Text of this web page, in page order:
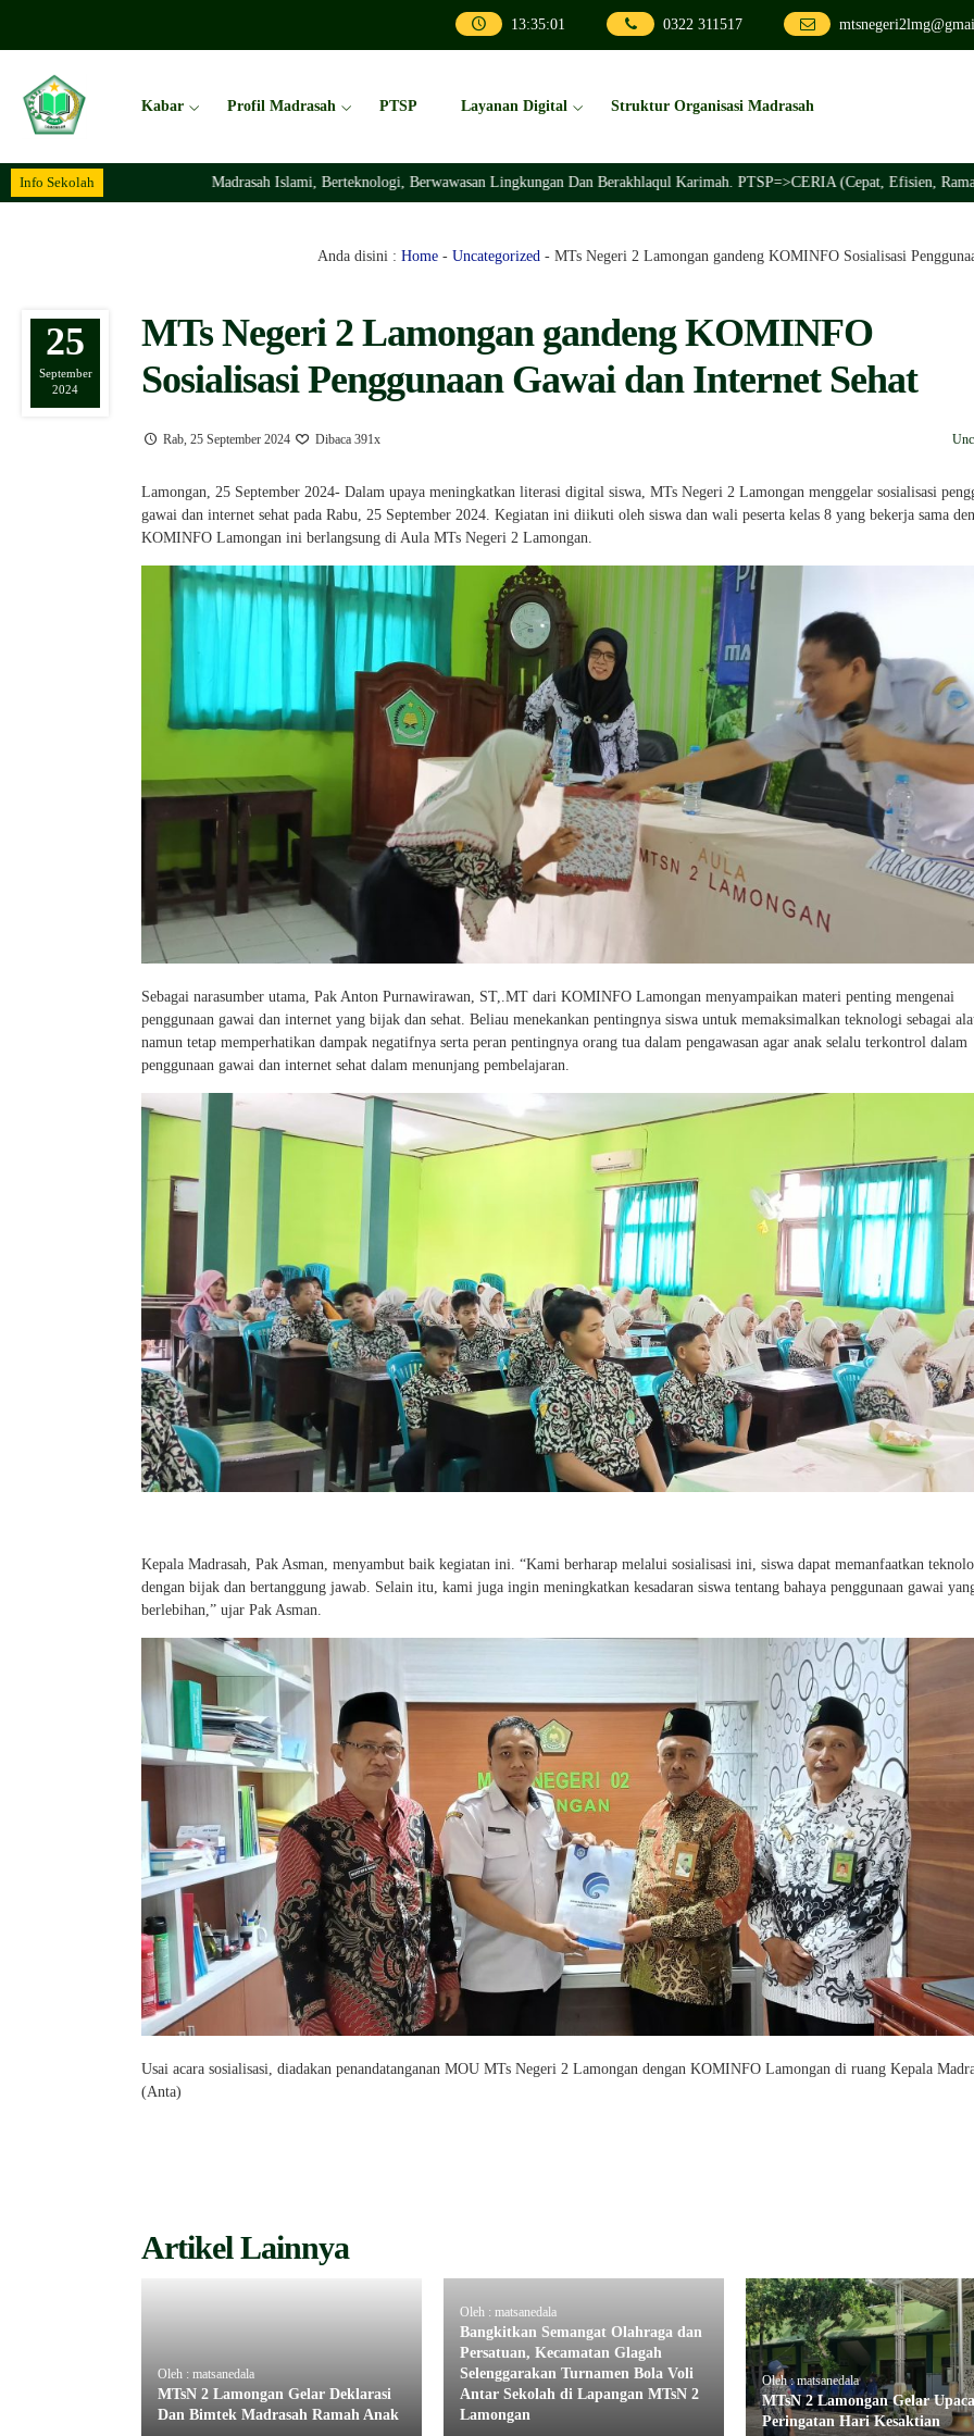
13:35:02 0322 311517
Kabar Profil Madrasah PTSP Layanan Digital Struktur Organisasi Madrasah
Info Sekolah Madrasah Islami, Berteknologi, Berwawasan Lingkungan Dan Berakhlaqul Karimah. PTSP=>CERIA (Cepat, Efisien, Ramah,
Anda disini : Home- Uncategorized- MTs Negeri 2 Lamongan gandeng KOMINFO Sosialisasi
25
September
2024
MTs Negeri 2 Lamongan gandeng KOMINFO
Sosialisasi Penggunaan Gawai dan Internet Sehat
Rab, 25 September 2024 Dibaca 391x
Lamongan, 25 September 2024- Dalam upaya meningkatkan literasi digital siswa, MTs Negeri 2 Lamongan menggelar sosialisasi
gawai dan internet sehat pada Rabu, 25 September 2024. Kegiatan ini diikuti oleh siswa dan wali peserta kelas 8 yang bekerja sama
KOMINFO Lamongan ini berlangsung di Aula MTs Negeri 2 Lamongan.
Sebagai narasumber utama, Pak Anton Purnawirawan, ST,.MT dari KOMINFO Lamongan menyampaikan materi penting mengenai
penggunaan gawai dan internet yang bijak dan sehat. Beliau menekankan pentingnya siswa untuk memaksimalkan teknologi sebagai
namun tetap memperhatikan dampak negatifnya serta peran pentingnya orang tua dalam pengawasan agar anak selalu terkontrol dalam
penggunaan gawai dan internet sehat dalam menunjang pembelajaran.
Kepala Madrasah, Pak Asman, menyambut baik kegiatan ini. “Kami berharap melalui sosialisasi ini, siswa dapat memanfaatkan
dengan bijak dan bertanggung jawab. Selain itu, kami juga ingin meningkatkan kesadaran siswa tentang bahaya penggunaan gawai
berlebihan,” ujar Pak Asman.
Usai acara sosialisasi, diadakan penandatanganan MOU MTs Negeri 2 Lamongan dengan KOMINFO Lamongan di ruang Kepala
(Anta)
Artikel Lainnya
Oleh : matsanedala
MTsN 2 Lamongan Gelar Deklarasi
Dan Bimtek Madrasah Ramah Anak
Oleh : matsanedala
Bangkitkan Semangat Olahraga dan
Persatuan, Kecamatan Glagah
Selenggarakan Turnamen Bola Voli
Antar Sekolah di Lapangan MTsN 2
Lamongan
Oleh : matsanedala
MTsN 2 Lamongan Gelar
Peringatan Hari Kesaktian